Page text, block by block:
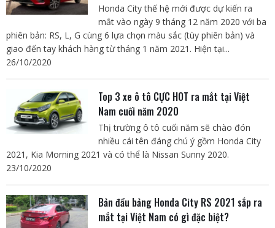
Honda City thế hệ mới được dự kiến ra
mắt vào ngày 9 tháng 12 năm 2020 với ba
phiên bản: RS, L, G cùng 6 lựa chọn màu sắc (tùy phiên bản) và
giao đến tay khách hàng từ tháng 1 năm 2021. Hiện tại...
26/10/2020
Top 3 xe ô tô CỰC HOT ra mắt tại Việt
Nam cuối năm 2020
Thị trường ô tô cuối năm sẽ chào đón
nhiều cái tên đáng chú ý gồm Honda City
2021, Kia Morning 2021 và có thể là Nissan Sunny 2020.
23/10/2020
Bản đầu bảng Honda City RS 2021 sắp ra
mắt tại Việt Nam có gì đặc biệt?